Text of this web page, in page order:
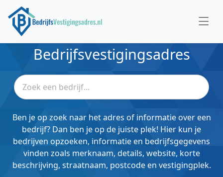
Bedrijfsvestigingsadres
Ben je op zoek naar het adres of informatie over een
bedrijf? Dan ben je op de juiste plek! Hier kun je
bedrijven opzoeken, informatie en bedrijfsgegevens
vinden zoals merknaam, details, website, korte
beschrijving, straatnaam, postcode en vestigingplek.